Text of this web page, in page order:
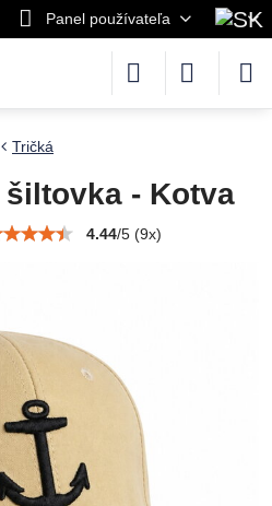
Panel používateľa
Tričká
- Kotva
4.44/5 (9x)